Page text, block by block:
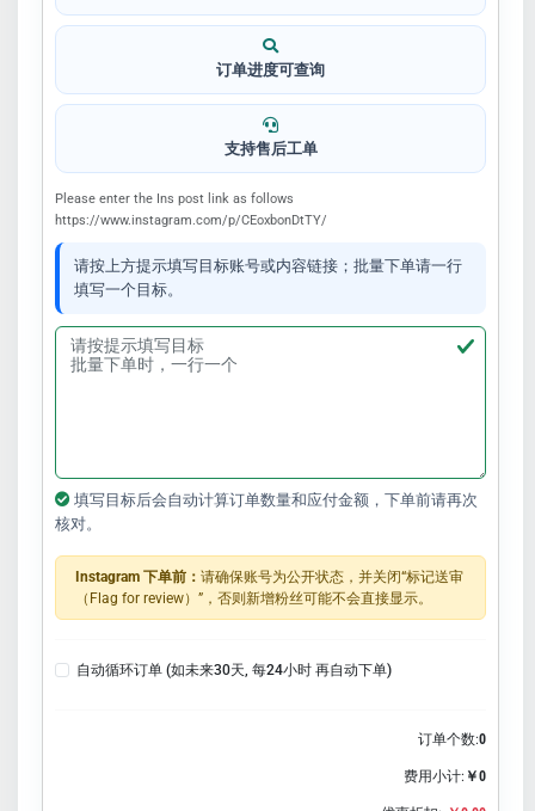
订单进度可查询
支持售后工单
Please enter the Ins post link as follows
https://www.instagram.com/p/CEoxbonDtTY/
请按上方提示填写目标账号或内容链接；批量下单请一行
填写一个目标。
填写目标后会自动计算订单数量和应付金额，下单前请再次
核对。
Instagram 下单前： 请确保账号为公开状态，并关闭“标记送审
（Flag for review）”，否则新增粉丝可能不会直接显示。
自动循环订单 (如未来30天, 每24小时 再自动下单)
订单个数:0
费用小计: ￥0